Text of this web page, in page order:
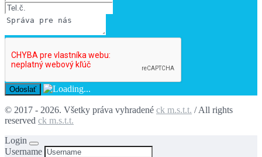
© 2017 - 2026. Všetky práva vyhradené ck m.s.t.t. / All rights
reserved ck m.s.t.t.
Login
Username